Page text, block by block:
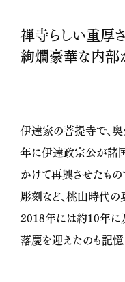
禅寺らしい重厚
絢爛豪華な内部
伊達家の菩提寺で、
年に伊達政宗公が諸
かけて再興させたも
彫刻など、桃山時代
2018年には約10年に
落慶を迎えたのも記憶